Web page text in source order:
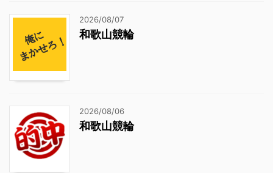
2026/08/07
和歌山競輪
2026/08/06
和歌山競輪